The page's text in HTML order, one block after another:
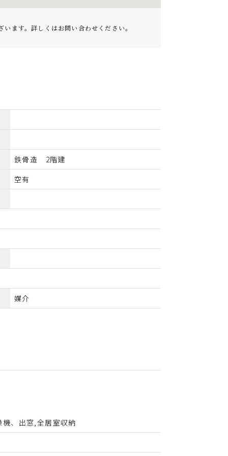
ます。詳しくはお問い合わせください。
鉄骨造 2階建
空有
媒介
、出窓,全居室収納